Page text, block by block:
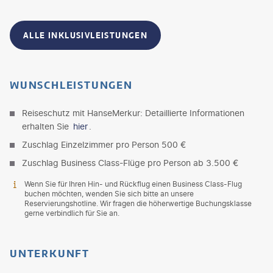
ALLE INKLUSIVLEISTUNGEN
WUNSCHLEISTUNGEN
Reiseschutz mit HanseMerkur: Detaillierte Informationen
erhalten Sie hier
Zuschlag Einzelzimmer pro Person 500 €
Zuschlag Business Class-Flüge pro Person ab 3.500 €
Wenn Sie für Ihren Hin- und Rückflug einen Business Class-Flug
buchen möchten, wenden Sie sich bitte an unsere
Reservierungshotline. Wir fragen die höherwertige Buchungsklasse
gerne verbindlich für Sie an.
UNTERKUNFT